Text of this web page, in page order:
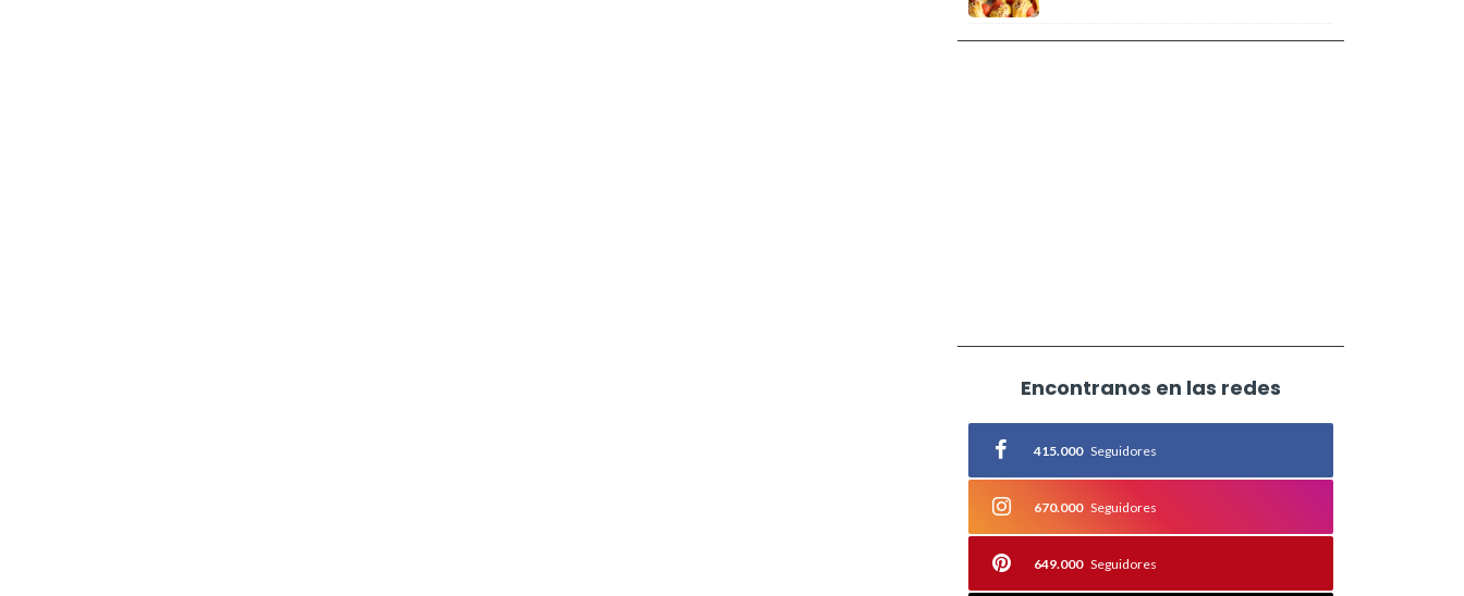
Encontranos en las redes
415.000 Seguidores
670.000 Seguidores
649.000 Seguidores